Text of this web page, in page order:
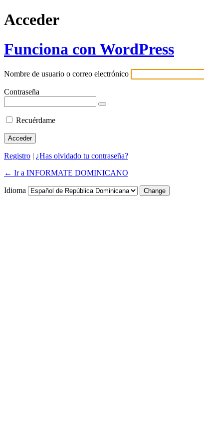
Acceder
Funciona con WordPress
Nombre de usuario o correo electrónico
Contraseña
Recuérdame
Registro | ¿Has olvidado tu contraseña?
← Ir a INFORMATE DOMINICANO
Idioma